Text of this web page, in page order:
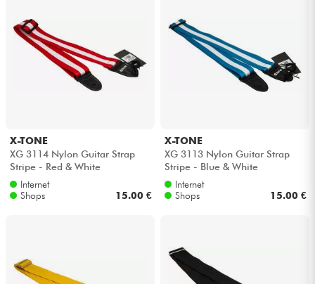
X-TONE
XG 3114 Nylon Guitar Strap
Stripe - Red & White
Internet
Shops
15.00 €
X-TONE
XG 3113 Nylon Guitar Strap
Stripe - Blue & White
Internet
Shops
15.00 €